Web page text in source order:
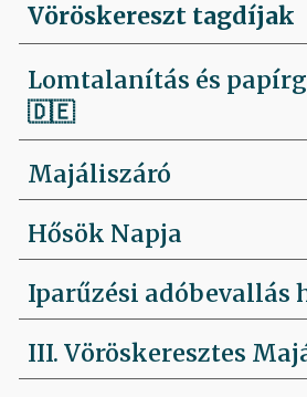
Vöröskereszt tagdíjak
Lomtalanítás és
🇩🇪
Majáliszáró
Hősök Napja
Iparűzési adóbevallás
III. Vöröskeresztes